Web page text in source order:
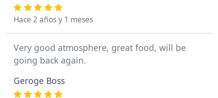
Hace 2 años y 1 meses
Very good atmosphere, great food, will be
going back again.
Geroge Boss